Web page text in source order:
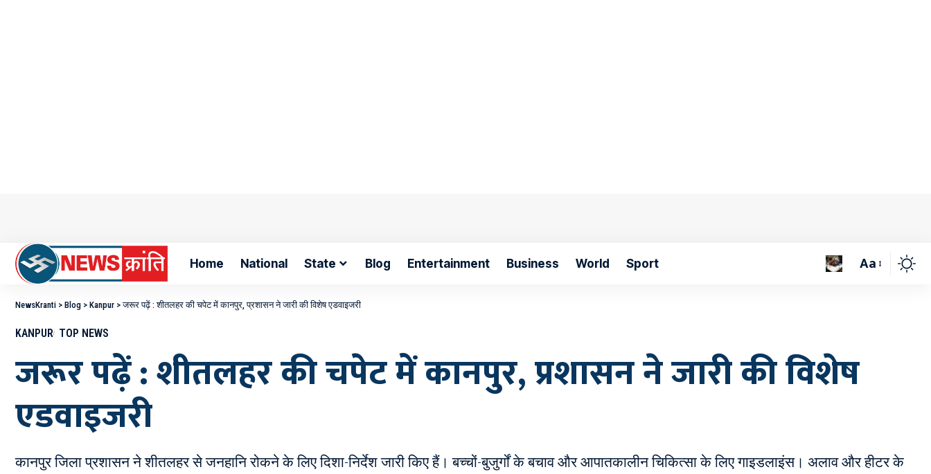
Home National State Blog Entertainment Business World Sport Aa
NewsKranti > Blog > Kanpur >जरूर पढ़ें : शीतलहर की चपेट में कानपुर, प्रशासन ने जारी की विशेष एडवाइजरी
KANPUR TOP NEWS
जरूर पढ़ें : शीतलहर की चपेट में कानपुर, प्रशासन ने जारी की विशेष
एडवाइजरी
कानपुर जिला प्रशासन ने शीतलहर से जनहानि रोकने के लिए दिशा-निर्देश जारी किए हैं। बच्चों-बुजुर्गों के बचाव और आपातकालीन चिकित्सा के लिए गाइडलाइंस। अलाव और हीटर के